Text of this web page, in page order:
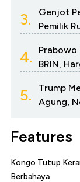
3.
Genjot
Pemilik
4.
Prabowo
BRIN,
5.
Trump
Agung,
Features
Kongo Tutup
Berbahaya